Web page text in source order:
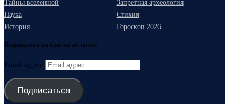
Тайны вселенной
Запретная археология
Наука
Стихия
История
Гороскоп 2026
Подписаться на блог по эл. почте
Email адрес
Подписаться